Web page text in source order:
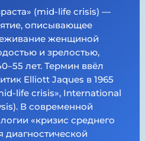
(mid-life crisis) —
описывающее
женщиной
и зрелостью,
лет. Термин ввёл
Elliott Jaques в 1965
life crisis», International
В современной
«кризис среднего
диагностической